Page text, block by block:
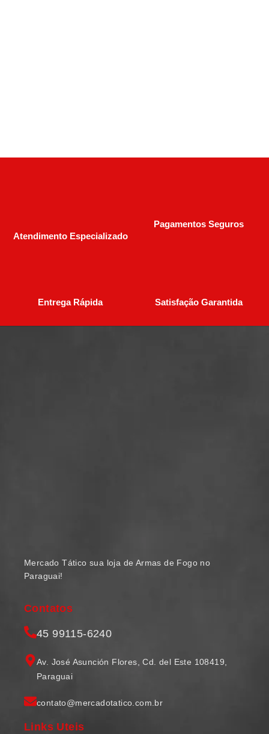
Atendimento Especializado
Pagamentos Seguros
Entrega Rápida Satisfação Garantida
Mercado Tático sua loja de Armas de Fogo no
Paraguai!
Contatos
45 99115-6240
Av. José Asunción Flores, Cd. del Este 108419,
Paraguai
contato@mercadotatico.com.br
Links Uteis